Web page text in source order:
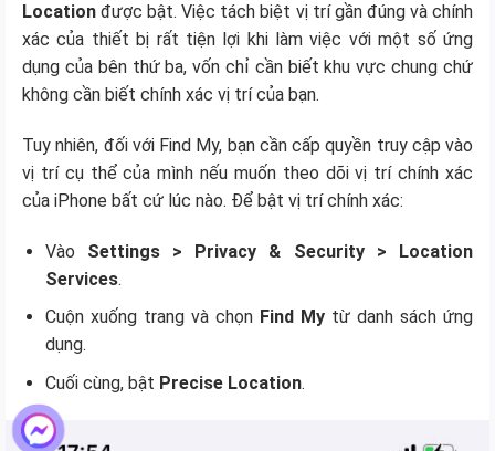
Location được bật. Việc tách biệt vị trí gần đúng và chính
xác của thiết bị rất tiện lợi khi làm việc với một số ứng
dụng của bên thứ ba, vốn chỉ cần biết khu vực chung chứ
không cần biết chính xác vị trí của bạn.
Tuy nhiên, đối với Find My, bạn cần cấp quyền truy cập vào
vị trí cụ thể của mình nếu muốn theo dõi vị trí chính xác
của iPhone bất cứ lúc nào. Để bật vị trí chính xác:
Vào Settings > Privacy & Security > Location
Services.
Cuộn xuống trang và chọn Find Mytừ danh sách ứng
dụng.
Cuối cùng, bật Precise Location.